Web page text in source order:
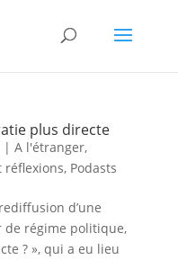
plus directe
| A l'étranger,
réflexions, Podasts
d’une
de régime politique,
? », qui a eu lieu